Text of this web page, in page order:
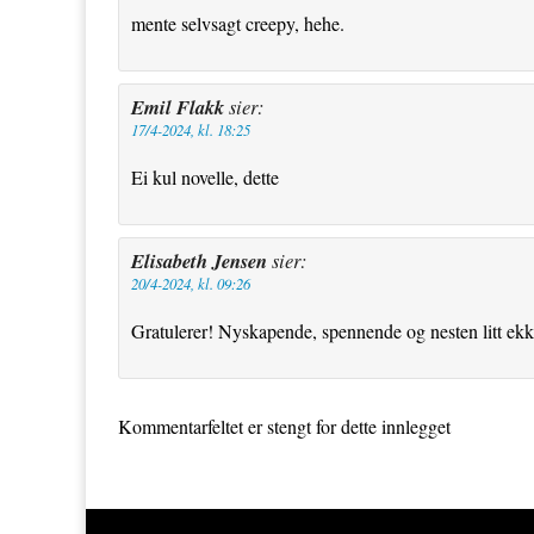
mente selvsagt creepy, hehe.
Emil Flakksier:
17/4-2024, kl. 18:25
Ei kul novelle, dette
Elisabeth Jensen sier:
20/4-2024, kl. 09:26
Gratulerer! Nyskapende, spennende og nesten litt
Kommentarfeltet er stengt for dette innlegget